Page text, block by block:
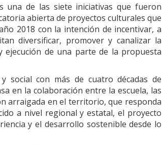
una de las siete iniciativas que fueron
abierta de proyectos culturales que
2018 con la intención de incentivar, a
diversificar, promover y canalizar la
ejecución de una parte de la propuesta
social con más de cuatro décadas de
en la colaboración entre la escuela, las
arraigada en el territorio, que responda
a nivel regional y estatal, el proyecto
y el desarrollo sostenible desde lo